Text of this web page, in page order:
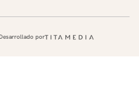
por